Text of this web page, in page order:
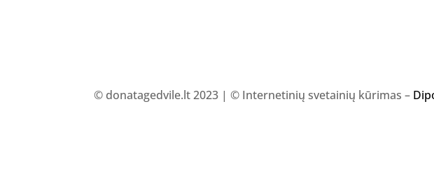
© donatagedvile.lt 2023 | © Internetinių svetainių kūrimas –